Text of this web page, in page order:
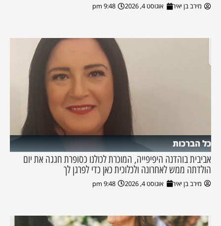
מירב בן יאיר אוגוסט 4, 2026 9:48 pm
כל הברכות
אביבית בוהדנה היפיפייה, המוכרת לכולנו כסופרת חגגה את יום
הולדתה ממש לאחרונה ולכלוכית כאן כדי לפרגן לך
מירב בן יאיר אוגוסט 4, 2026 9:48 pm